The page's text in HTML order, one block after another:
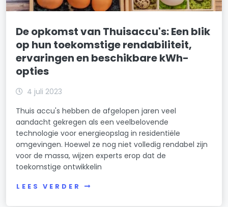
De opkomst van Thuisaccu's: Een blik
op hun toekomstige rendabiliteit,
ervaringen en beschikbare kWh-
opties
4 juli 2023
Thuis accu's hebben de afgelopen jaren veel
aandacht gekregen als een veelbelovende
technologie voor energieopslag in residentiële
omgevingen. Hoewel ze nog niet volledig rendabel zijn
voor de massa, wijzen experts erop dat de
toekomstige ontwikkelin
LEES VERDER